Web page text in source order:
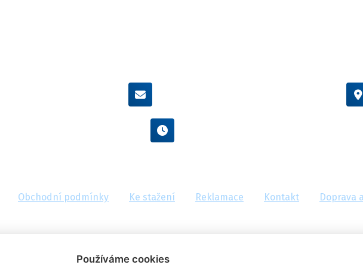
Obchodní podmínky Ke stažení Reklamace Kontakt Doprava
Používáme cookies